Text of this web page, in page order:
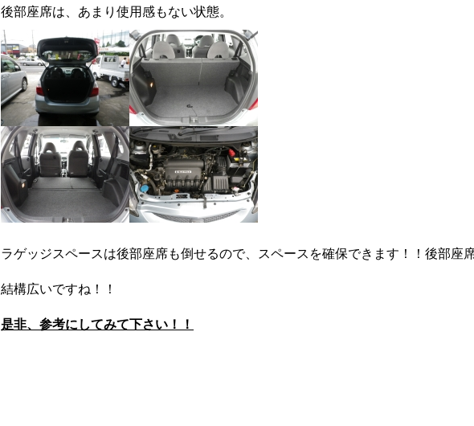
車検
プライバシーポリシー
後部座席は、あまり使用感もない状態。
ラゲッジスペースは後部座席も倒せるので、スペースを確保できます！！後部座
結構広いですね！！
是非、参考にしてみて下さい！！